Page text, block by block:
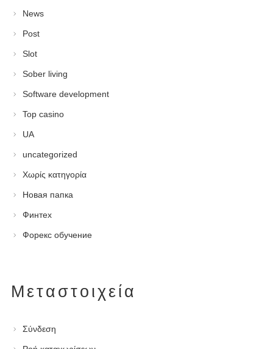
News
Post
Slot
Sober living
Software development
Top casino
UA
uncategorized
Χωρίς κατηγορία
Новая папка
Финтех
Форекс обучение
Μεταστοιχεία
Σύνδεση